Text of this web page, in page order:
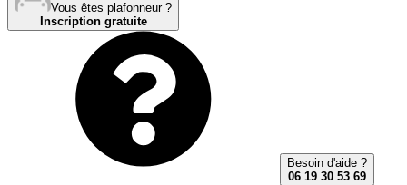
Vous êtes plafonneur ?
Inscription gratuite
Besoin d'aide ?
06 19 30 53 69